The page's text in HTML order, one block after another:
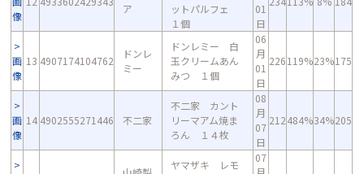
像
ア
ットパルフェ
１個
01
日
画
像
13 4907174104762
ドンレ
ミー
ドンレミー 白
玉クリームあん
みつ １個
06
月
01
日
226119%23%175
画
像
14 4902555271446 不二家
不二家 カント
リーマアム焼ま
ろん １４枚
08
月
07
日
212484%34%205
ヤマザキ レモ
07